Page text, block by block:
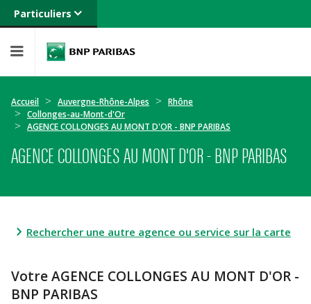
Particuliers
Banque privée
Entreprises
Accueil Auvergne-Rhône-Alpes
Rhône
Collonges-au-Mont-d'Or
AGENCE COLLONGES AU MONT D'OR - BNP PARIBAS
AGENCE COLLONGES AU MONT D'OR - BNP PARIBAS
Rechercher une autre agence ou service sur la carte
Votre AGENCE COLLONGES AU MONT D'OR -
BNP PARIBAS